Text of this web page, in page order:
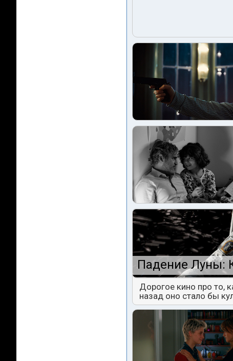
Падение Луны:
Дорогое кино про то,
назад оно стало бы